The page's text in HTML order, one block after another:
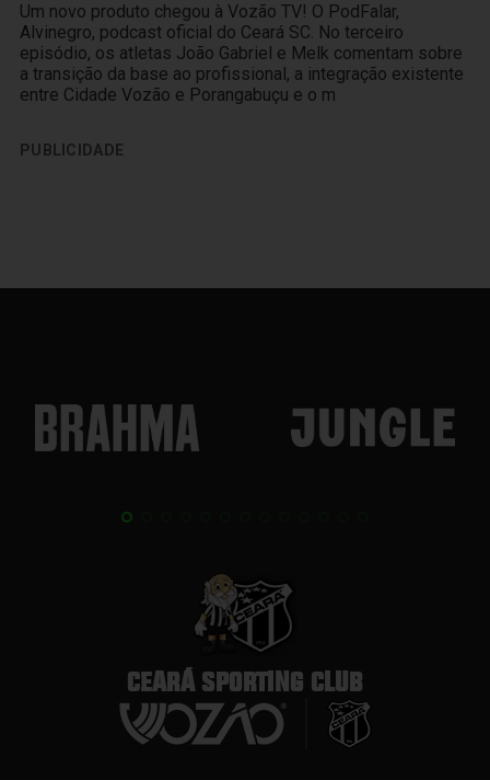
Um novo produto chegou à Vozão TV! O PodFalar,
Alvinegro, podcast oficial do Ceará SC. No terceiro
episódio, os atletas João Gabriel e Melk comentam sobre
a transição da base ao profissional, a integração existente
entre Cidade Vozão e Porangabuçu e o m
PUBLICIDADE
CEARÁ SPORTING CLUB